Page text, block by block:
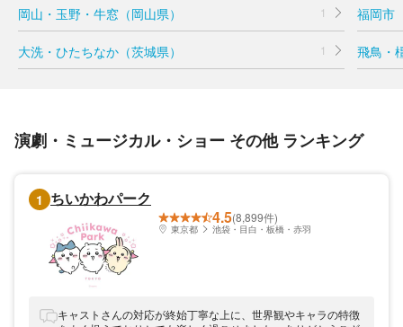
岡山・玉野・牛窓（岡山県） 1
大洗・ひたちなか（茨城県） 1
福岡市
飛鳥・
演劇・ミュージカル・ショー その他 ランキング
1 ちいかわパーク
4.5(8,899件)
東京都 池袋・目白・板橋・赤羽
キャストさんの対応が終始丁寧な上に、世界観やキャラの特徴